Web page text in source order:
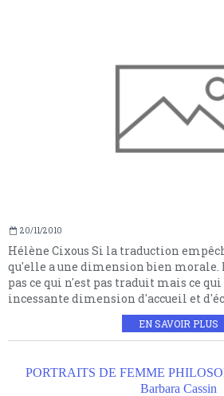
20/11/2010
Hélène Cixous Si la traduction
qu'elle a une dimension bien
pas ce qui n'est pas traduit mais ce
incessante dimension d'accueil et
EN SAVOIR PLUS
PORTRAITS DE FEMME
Barbara Cassin